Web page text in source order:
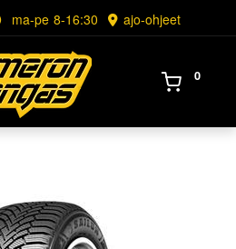
ma-pe 8-16:30 ajo-ohjeet
0